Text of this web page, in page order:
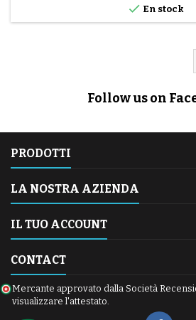
 En stock
Follow us on
PRODOTTI
LA NOSTRA AZIENDA
IL TUO ACCOUNT
CONTACT
Mercante approvato dalla Società
visualizzare l'attestato